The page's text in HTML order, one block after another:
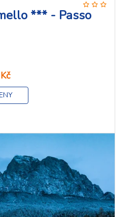
*** - Passo